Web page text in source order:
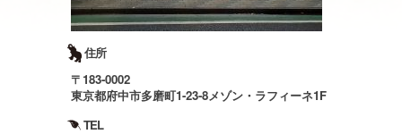
住所
〒183-0002
東京都府中市多磨町1-23-8メゾン・ラフィーネ1F
TEL